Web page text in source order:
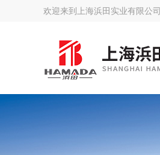
欢迎来到 上海浜田实业有限公司